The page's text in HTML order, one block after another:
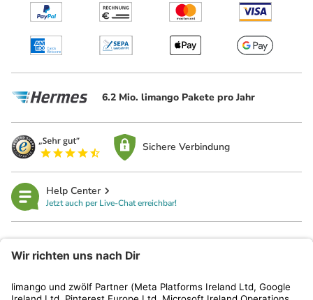
6.2 Mio. limango Pakete pro Jahr
Sichere Verbindung
Help Center
Jetzt auch per Live-Chat erreichbar!